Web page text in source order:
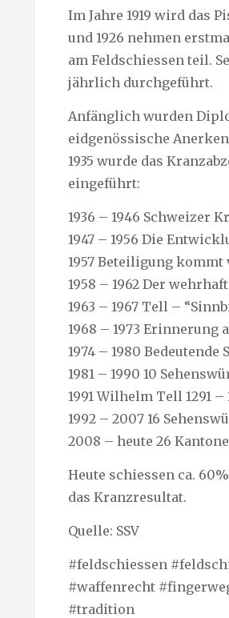
Im Jahre 1919 wird das
und 1926 nehmen
am Feldschiessen teil.
jährlich durchgeführt.
Anfänglich wurden
eidgenössische
1935 wurde das
eingeführt:
1936 – 1946 Schweizer
1947 – 1956 Die
1957 Beteiligung kommt
1958 – 1962 Der
1963 – 1967 Tell –
1968 – 1973 Erinnerung
1974 – 1980
1981 – 1990 10
1991 Wilhelm Tell 1291 –
1992 – 2007 16
2008 – heute 26 Kantone
Heute schiessen ca.
das Kranzresultat.
Quelle: SSV
#feldschiessen
#waffenrecht
#tradition